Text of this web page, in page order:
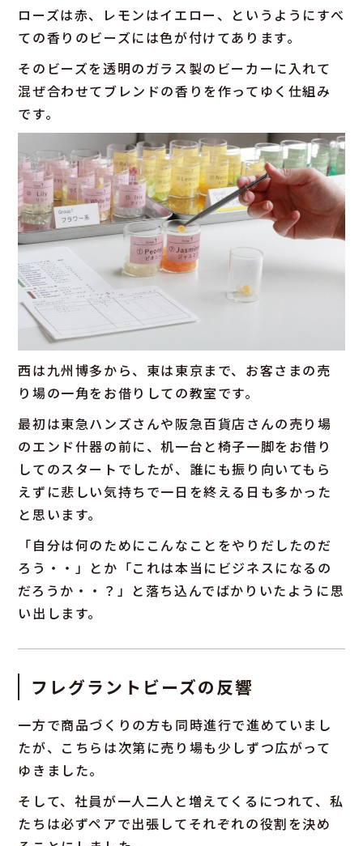
ローズは赤、レモンはイエロー、というようにすべ
ての香りのビーズには色が付けてあります。
そのビーズを透明のガラス製のビーカーに入れて
混ぜ合わせてブレンドの香りを作ってゆく仕組み
です。
西は九州博多から、東は東京まで、お客さまの売
り場の一角をお借りしての教室です。
最初は東急ハンズさんや阪急百貨店さんの売り場
のエンド什器の前に、机一台と椅子一脚をお借り
してのスタートでしたが、誰にも振り向いてもら
えずに悲しい気持ちで一日を終える日も多かった
と思います。
「自分は何のためにこんなことをやりだしたのだ
ろう・・」とか「これは本当にビジネスになるの
だろうか・・？」と落ち込んでばかりいたように思
い出します。
フレグラントビーズの反響
一方で商品づくりの方も同時進行で進めていまし
たが、こちらは次第に売り場も少しずつ広がって
ゆきました。
そして、社員が一人二人と増えてくるにつれて、私
たちは必ずペアで出張してそれぞれの役割を決め